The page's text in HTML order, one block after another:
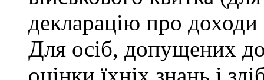
декларацію про доходи
Для осіб, допущених
оцінки їхніх знань і